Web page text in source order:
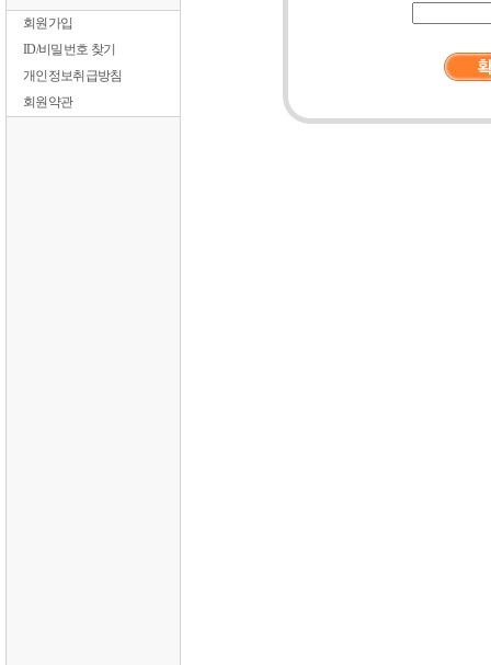
회원가입
ID/비밀번호 찾기
개인정보취급방침
회원약관